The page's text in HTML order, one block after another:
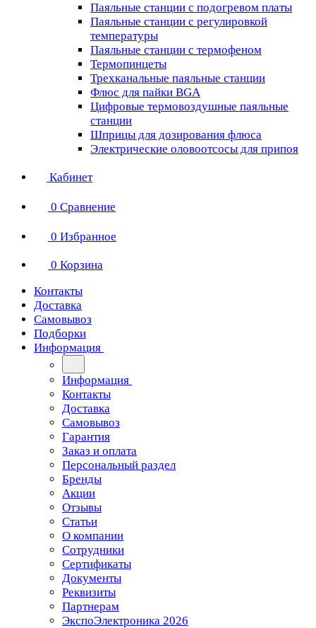
Паяльные станции с подогревом платы
Паяльные станции с регулировкой
температуры
Паяльные станции с термофеном
Термопинцеты
Трехканальные паяльные станции
Флюс для пайки BGA
Цифровые термовоздушные паяльные
станции
Шприцы для дозирования флюса
Электрические оловоотсосы для припоя
Кабинет
0 Сравнение
0 Избранное
0 Корзина
Контакты
Доставка
Самовывоз
Подборки
Информация
Информация
Контакты
Доставка
Самовывоз
Гарантия
Заказ и оплата
Персональный раздел
Бренды
Акции
Отзывы
Статьи
О компании
Сотрудники
Сертификаты
Документы
Реквизиты
Партнерам
ЭкспоЭлектроника 2026